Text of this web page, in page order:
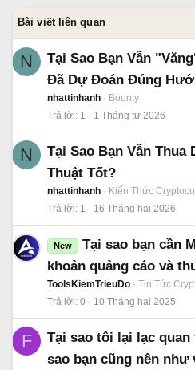
Bài viết liên quan
N
Tại Sao Bạn Vẫn
Đã Dự Đoán Đúng
nhattinhanh
Bounty
Trả lời 1 1 Tháng tư 2026
N
Tại Sao Bạn Vẫn Thua
Thuật Tốt?
nhattinhanh
Kiến Thức
Trả lời 1 16 Tháng hai 2026
New
Tại sao bạn cần
khoản quảng cáo và
ToolsKiemTrieuDo
Tin Tức
Trả lời 0 10 Tháng hai 2025
F
Tại sao tôi lại lạc
sao bạn cũng nên như